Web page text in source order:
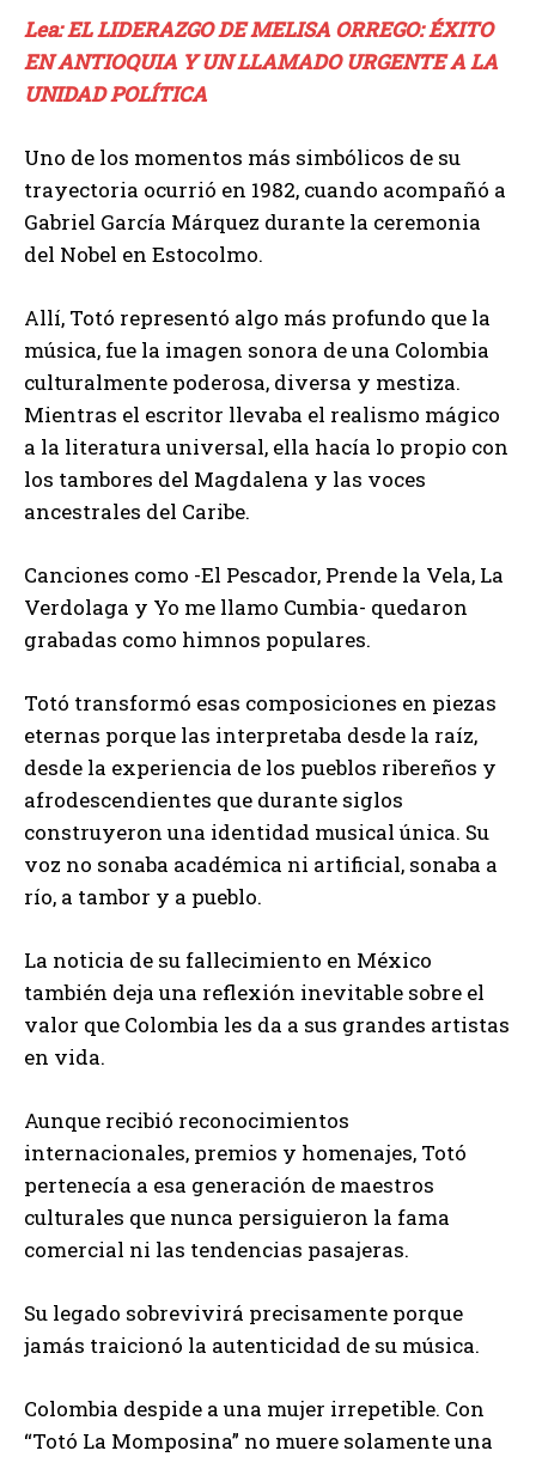
Lea: EL LIDERAZGO DE MELISA ORREGO: ÉXITO
EN ANTIOQUIA Y UN LLAMADO URGENTE A LA
UNIDAD POLÍTICA
Uno de los momentos más simbólicos de su
trayectoria ocurrió en 1982, cuando acompañó a
Gabriel García Márquez durante la ceremonia
del Nobel en Estocolmo.
Allí, Totó representó algo más profundo que la
música, fue la imagen sonora de una Colombia
culturalmente poderosa, diversa y mestiza.
Mientras el escritor llevaba el realismo mágico
a la literatura universal, ella hacía lo propio con
los tambores del Magdalena y las voces
ancestrales del Caribe.
Canciones como -El Pescador, Prende la Vela, La
Verdolaga y Yo me llamo Cumbia- quedaron
grabadas como himnos populares.
Totó transformó esas composiciones en piezas
eternas porque las interpretaba desde la raíz,
desde la experiencia de los pueblos ribereños y
afrodescendientes que durante siglos
construyeron una identidad musical única. Su
voz no sonaba académica ni artificial, sonaba a
río, a tambor y a pueblo.
La noticia de su fallecimiento en México
también deja una reflexión inevitable sobre el
valor que Colombia les da a sus grandes artistas
en vida.
Aunque recibió reconocimientos
internacionales, premios y homenajes, Totó
pertenecía a esa generación de maestros
culturales que nunca persiguieron la fama
comercial ni las tendencias pasajeras.
Su legado sobrevivirá precisamente porque
jamás traicionó la autenticidad de su música.
Colombia despide a una mujer irrepetible. Con
“Totó La Momposina” no muere solamente una